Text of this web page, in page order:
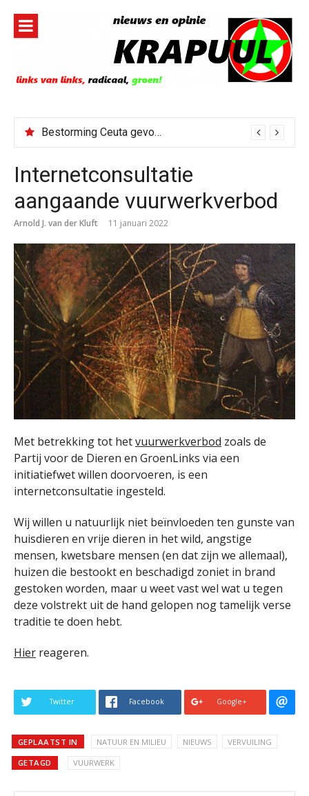
inhoud
Bestorming Ceuta gevolg van op sociale media verspreide hoax?
Internetconsultatie
aangaande vuurwerkverbod
Arnold J. van der Kluft 11 januari 2022
Met betrekking tot hetvuurwerkverbod zoals de
Partij voor de Dieren en GroenLinks via een
initiatiefwet willen doorvoeren, is een
internetconsultatie ingesteld.
Wij willen u natuurlijk niet beïnvloeden ten gunste van
huisdieren en vrije dieren in het wild, angstige
mensen, kwetsbare mensen (en dat zijn we allemaal),
huizen die bestookt en beschadigd zoniet in brand
gestoken worden, maar u weet vast wel wat u tegen
deze volstrekt uit de hand gelopen nog tamelijk verse
traditie te doen hebt.
Hier reageren.
Twitter Facebook Google+
GEPLAATST IN NATUUR EN MILIEU NIEUWS VERVUILING
GETAGD VUURWERK